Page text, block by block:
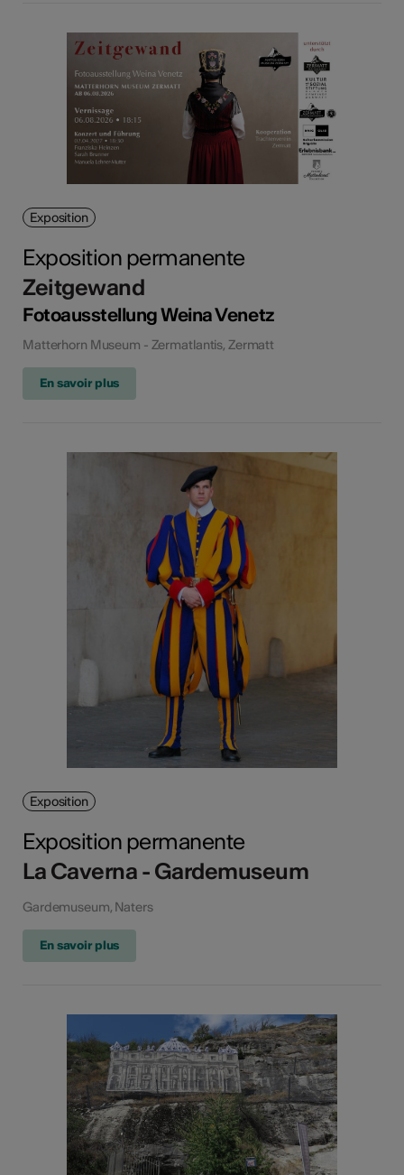
Exposition
Exposition permanente
Zeitgewand
Fotoausstellung Weina Venetz
Matterhorn Museum - Zermatlantis, Zermatt
En savoir plus
Exposition
Exposition permanente
La Caverna - Gardemuseum
Gardemuseum, Naters
En savoir plus